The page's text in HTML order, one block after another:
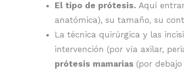
El tipo de prótesis. Aquí
anatómica), su tamaño, su
La técnica quirúrgica y las
intervención (por vía axilar,
prótesis mamarias (por